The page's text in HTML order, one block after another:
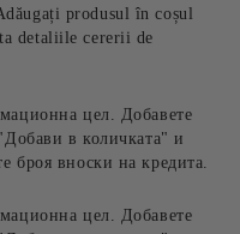
produsul în coșul
detaliile cererii de
цел. Добавете
в количката" и
броя вноски на кредита.
цел. Добавете